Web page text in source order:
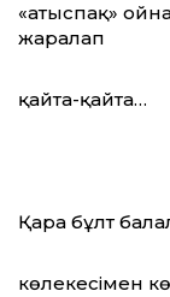
«атыспақ»
жаралап
қайта-қайта…
Қара бұлт
көлеңкесімен